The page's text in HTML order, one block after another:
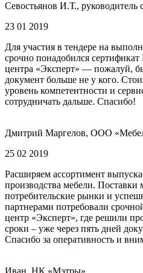
Севостьянов И.Т., руководитель
23 01 2019
Для участия в тендере на
срочно понадобился
центра «Эксперт» — пожалуй,
документ больше не у кого.
уровень компетентности и
сотрудничать дальше. Спасибо!
Дмитрий Маргелов, ООО
25 02 2019
Расширяем ассортимент
производства мебели.
потребительские рынки и
партнерами потребовали
центр «Эксперт», где решили
сроки – уже через пять дней
Спасибо за оперативность и
Иван, НК «Мэтры»